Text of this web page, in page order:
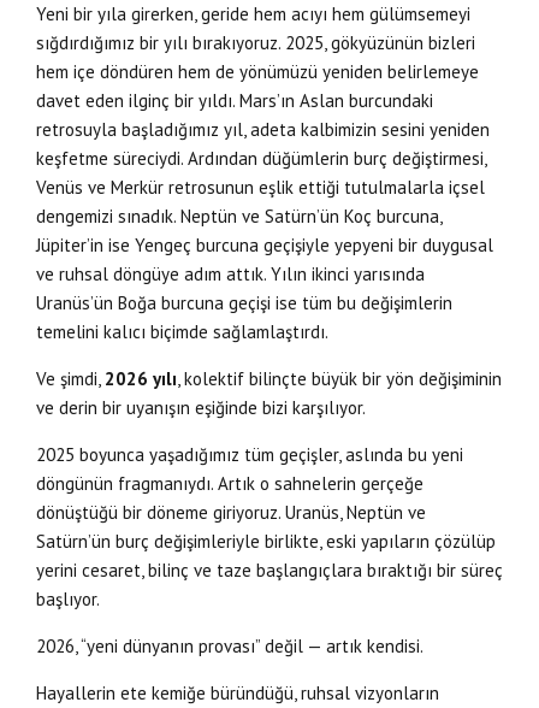
Yeni bir yıla girerken, geride hem acıyı hem gülümsemeyi
sığdırdığımız bir yılı bırakıyoruz. 2025, gökyüzünün bizleri
hem içe döndüren hem de yönümüzü yeniden belirlemeye
davet eden ilginç bir yıldı. Mars’ın Aslan burcundaki
retrosuyla başladığımız yıl, adeta kalbimizin sesini yeniden
keşfetme süreciydi. Ardından düğümlerin burç değiştirmesi,
Venüs ve Merkür retrosunun eşlik ettiği tutulmalarla içsel
dengemizi sınadık. Neptün ve Satürn’ün Koç burcuna,
Jüpiter’in ise Yengeç burcuna geçişiyle yepyeni bir duygusal
ve ruhsal döngüye adım attık. Yılın ikinci yarısında
Uranüs’ün Boğa burcuna geçişi ise tüm bu değişimlerin
temelini kalıcı biçimde sağlamlaştırdı.
Ve şimdi, 2026 yılı , kolektif bilinçte büyük bir yön değişiminin
ve derin bir uyanışın eşiğinde bizi karşılıyor.
2025 boyunca yaşadığımız tüm geçişler, aslında bu yeni
döngünün fragmanıydı. Artık o sahnelerin gerçeğe
dönüştüğü bir döneme giriyoruz. Uranüs, Neptün ve
Satürn’ün burç değişimleriyle birlikte, eski yapıların çözülüp
yerini cesaret, bilinç ve taze başlangıçlara bıraktığı bir süreç
başlıyor.
2026, “yeni dünyanın provası” değil — artık kendisi.
Hayallerin ete kemiğe büründüğü, ruhsal vizyonların